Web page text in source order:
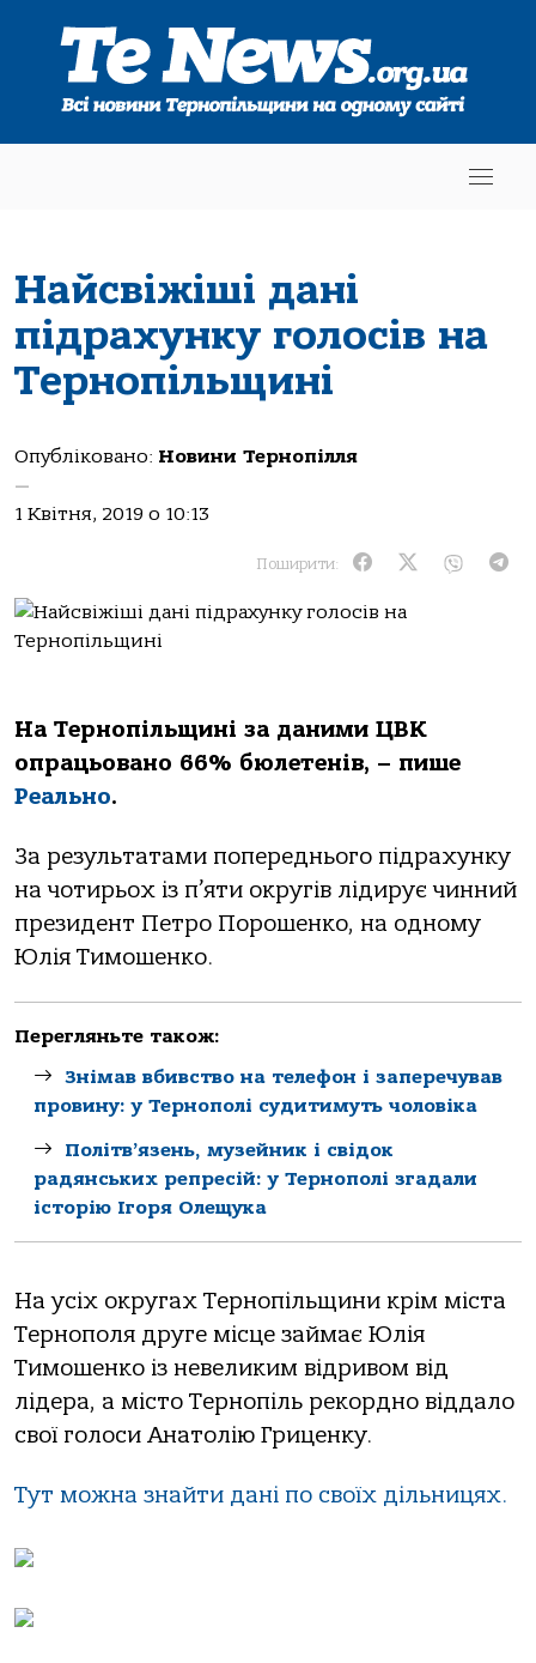
Найсвіжіші дані
підрахунку голосів на
Тернопільщині
Опубліковано: Новини Тернопілля
—
1 Квітня, 2019 о 10:13
Поширити:
На Тернопільщині за даними ЦВК
опрацьовано 66% бюлетенів, – пише
Реально.
За результатами попереднього підрахунку
на чотирьох із п’яти округів лідирує чинний
президент Петро Порошенко, на одному
Юлія Тимошенко.
Перегляньте також:
Знімав вбивство на телефон і заперечував
провину: у Тернополі судитимуть чоловіка
Політв’язень, музейник і свідок
радянських репресій: у Тернополі згадали
історію Ігоря Олещука
На усіх округах Тернопільщини крім міста
Тернополя друге місце займає Юлія
Тимошенко із невеликим відривом від
лідера, а місто Тернопіль рекордно віддало
свої голоси Анатолію Гриценку.
Тут можна знайти дані по своїх дільницях.